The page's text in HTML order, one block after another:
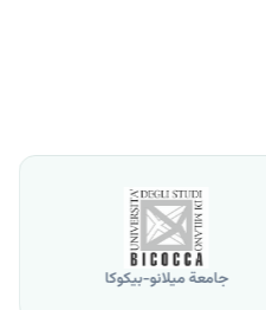
جامعة ميلانو-بيكوكا